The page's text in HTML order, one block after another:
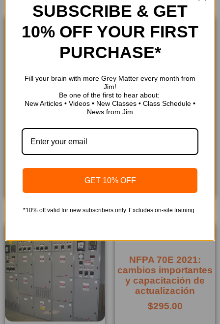
2024 – Fundamentos
Fundamentos de
2021 – NFPA 70E
$99.00
NFPA 70E 2021:
cambios importantes
y capacitación de
actualización
$295.00
SUBSCRIBE & GET
10% OFF YOUR FIRST
PURCHASE*
Fill your brain with more Grey Matter every month from
Jim!
Be one of the first to hear about:
New Articles • Videos • New Classes • Class Schedule •
News from Jim
GET 10% OFF
*10% off valid for new subscribers only. Excludes on-site training.